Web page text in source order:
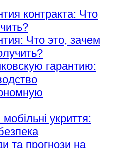
контракта: Что
Что это, зачем
гарантию:
укриття:
та прогнози на